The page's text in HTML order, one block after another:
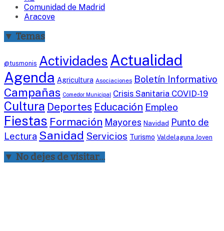
Comunidad de Madrid
Aracove
▼ Temas
@tusmonis ActividadesActualidad
Agenda Agricultura Asociaciones Boletín Informativo
Campañas Comedor Municipal Crisis Sanitaria COVID-19
Cultura Deportes Educación Empleo
Fiestas Formación Mayores Navidad Punto de
Lectura Sanidad Servicios Turismo Valdelaguna Joven
▼ No dejes de visitar…